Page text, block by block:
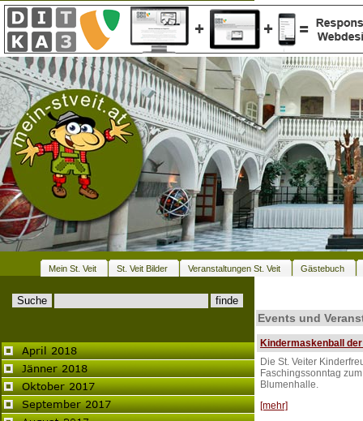
Mein St. Veit St. Veit Bilder Veranstaltungen St. Veit Gästebuch
Events und
Kindermaskenball
Die St. Veiter
Faschingssonntag
Blumenhalle.
[mehr]